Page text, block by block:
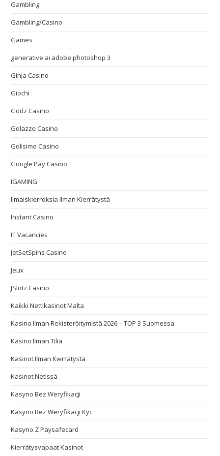
Gambling
Gambling/Casino
Games
generative ai adobe photoshop 3
Ginja Casino
Giochi
Godz Casino
Golazzo Casino
Golisimo Casino
Google Pay Casino
IGAMING
Ilmaiskierroksia Ilman Kierrätystä
Instant Casino
IT Vacancies
JetSetSpins Casino
Jeux
JSlotz Casino
Kaikki Nettikasinot Malta
Kasino Ilman Rekisteröitymistä 2026 – TOP 3 Suomessa
Kasino Ilman Tiliä
Kasinot Ilman Kierrätystä
Kasinot Netissä
Kasyno Bez Weryfikacji
Kasyno Bez Weryfikacji Kyc
Kasyno Z Paysafecard
Kierrätysvapaat Kasinot